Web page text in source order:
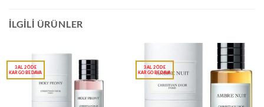
İLGILI ÜRÜNLER